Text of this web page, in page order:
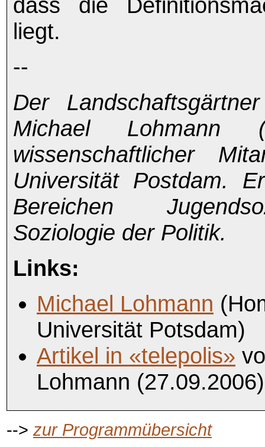
liegt.
--
Der
Michael
wissenschaftlicher
Universität Postdam.
Bereichen
Soziologie der Politik.
Links:
Michael Lohmann
Universität Potsdam)
Artikel in «telepolis»
Lohmann (27.09.2006)
--> zur Programmübersicht